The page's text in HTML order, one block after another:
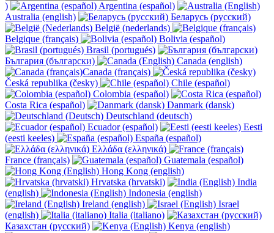
)
Argentina (español)
Australia (english)
Беларусь (русский)
België (nederlands)
Belgique (français)
Bolivia (español)
Brasil (portugués)
България (български)
Canada (english)
Canada (français)
Česká republika (česky)
Chile (español)
Colombia (español)
Costa Rica (español)
Danmark (dansk)
Deutschland (deutsch)
Ecuador (español)
Eesti
(eesti keeles)
España (español)
Ελλάδα (ελληνικά)
France (français)
Guatemala (español)
Hong Kong (english)
Hrvatska (hrvatski)
India
(english)
Indonesia (english)
Ireland (english)
Israel
(english)
Italia (italiano)
Казахстан (русский)
Kenya (english)